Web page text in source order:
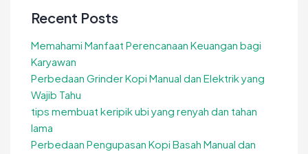
Recent Posts
Memahami Manfaat Perencanaan Keuangan bagi
Karyawan
Perbedaan Grinder Kopi Manual dan Elektrik yang
Wajib Tahu
tips membuat keripik ubi yang renyah dan tahan
lama
Perbedaan Pengupasan Kopi Basah Manual dan